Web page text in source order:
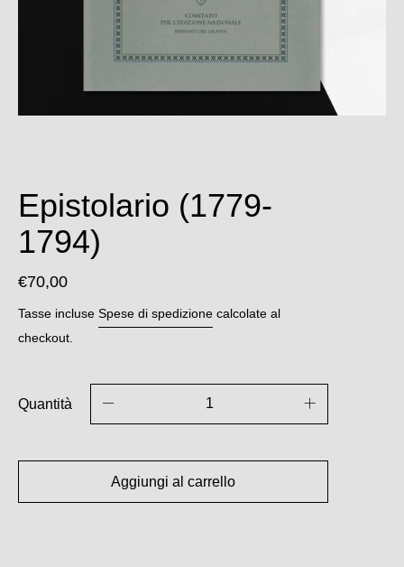
Epistolario (1779-
1794)
€70,00
Tasse incluse Spese di spedizione calcolate al
checkout.
Quantità
Aggiungi al carrello